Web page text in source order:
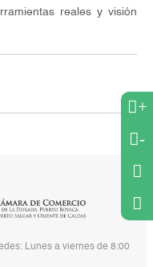
reales y visión
+
-
Lunes a viernes de 8:00